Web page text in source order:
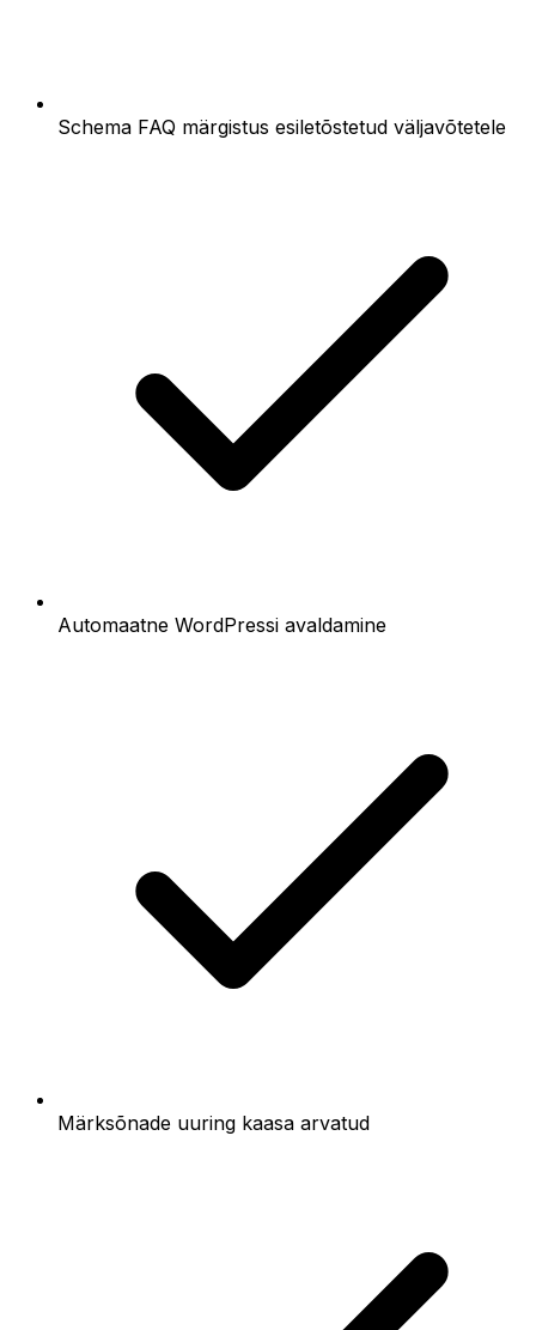
Schema FAQ märgistus esiletõstetud väljavõtetele
Automaatne WordPressi avaldamine
Märksõnade uuring kaasa arvatud